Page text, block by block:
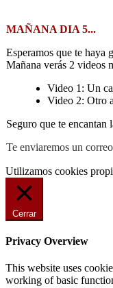
MAÑANA DIA 5...
Esperamos que te haya
Mañana verás 2 videos
Video 1: Un
Video 2: Otro
Seguro que te encantan
Te enviaremos un
Utilizamos cookies
Cerrar
Privacy Overview
This website uses
working of basic